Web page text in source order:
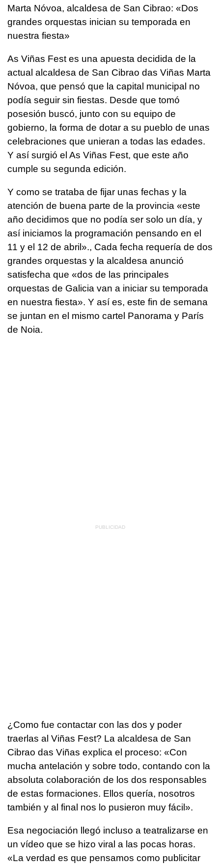
Marta Nóvoa, alcaldesa de San Cibrao: «Dos
grandes orquestas inician su temporada en
nuestra fiesta»
As Viñas Fest es una apuesta decidida de la
actual alcaldesa de San Cibrao das Viñas Marta
Nóvoa, que pensó que la capital municipal no
podía seguir sin fiestas. Desde que tomó
posesión buscó, junto con su equipo de
gobierno, la forma de dotar a su pueblo de unas
celebraciones que unieran a todas las edades.
Y así surgió el As Viñas Fest, que este año
cumple su segunda edición.
Y como se trataba de fijar unas fechas y la
atención de buena parte de la provincia «este
año decidimos que no podía ser solo un día, y
así iniciamos la programación pensando en el
11 y el 12 de abril»., Cada fecha requería de dos
grandes orquestas y la alcaldesa anunció
satisfecha que «dos de las principales
orquestas de Galicia van a iniciar su temporada
en nuestra fiesta». Y así es, este fin de semana
se juntan en el mismo cartel Panorama y París
de Noia.
¿Como fue contactar con las dos y poder
traerlas al Viñas Fest? La alcaldesa de San
Cibrao das Viñas explica el proceso: «Con
mucha antelación y sobre todo, contando con la
absoluta colaboración de los dos responsables
de estas formaciones. Ellos quería, nosotros
también y al final nos lo pusieron muy fácil».
Esa negociación llegó incluso a teatralizarse en
un vídeo que se hizo viral a las pocas horas.
«La verdad es que pensamos como publicitar